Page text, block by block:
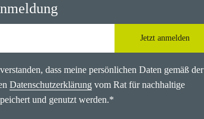
Jetzt anmelden
dass meine persönlichen Daten gemäß der
Datenschutzerklärung vom Rat für nachhaltige
und genutzt werden.*